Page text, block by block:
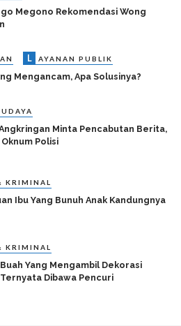
Megono Rekomendasi Wong
L AYANAN PUBLIK
Mengancam, Apa Solusinya?
Minta Pencabutan Berita,
Polisi
KRIMINAL
Ibu Yang Bunuh Anak Kandungnya
KRIMINAL
Yang Mengambil Dekorasi
Dibawa Pencuri